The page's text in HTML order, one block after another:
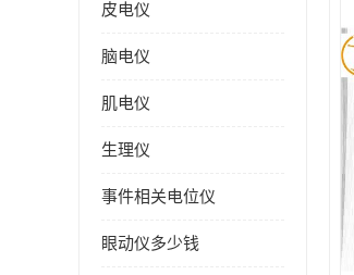
皮电仪
脑电仪
肌电仪
生理仪
事件相关电位仪
眼动仪多少钱